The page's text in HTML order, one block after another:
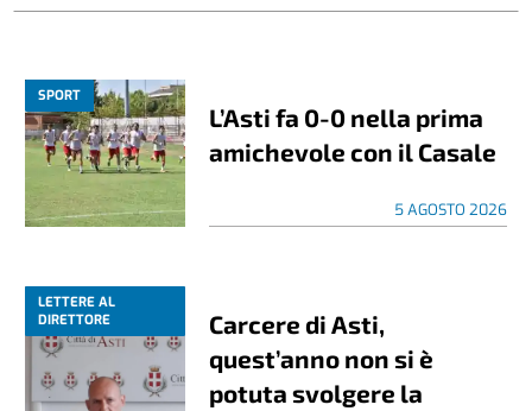
SPORT
L’Asti fa 0-0 nella prima
amichevole con il Casale
5 AGOSTO 2026
LETTERE AL
DIRETTORE
Carcere di Asti,
quest’anno non si è
potuta svolgere la